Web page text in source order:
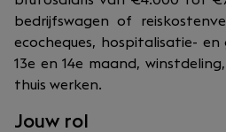
bedrijfswagen of
ecocheques, hospitalisatie- en
13e en 14e maand,
thuis werken.
Jouw rol